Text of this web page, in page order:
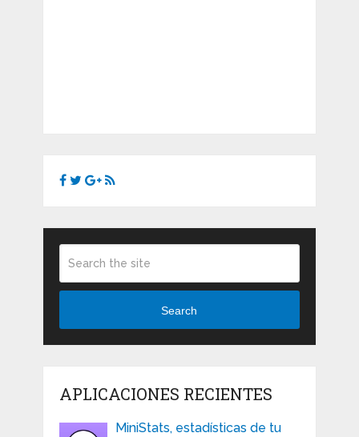
Search
APLICACIONES RECIENTES
MiniStats, estadísticas de tu